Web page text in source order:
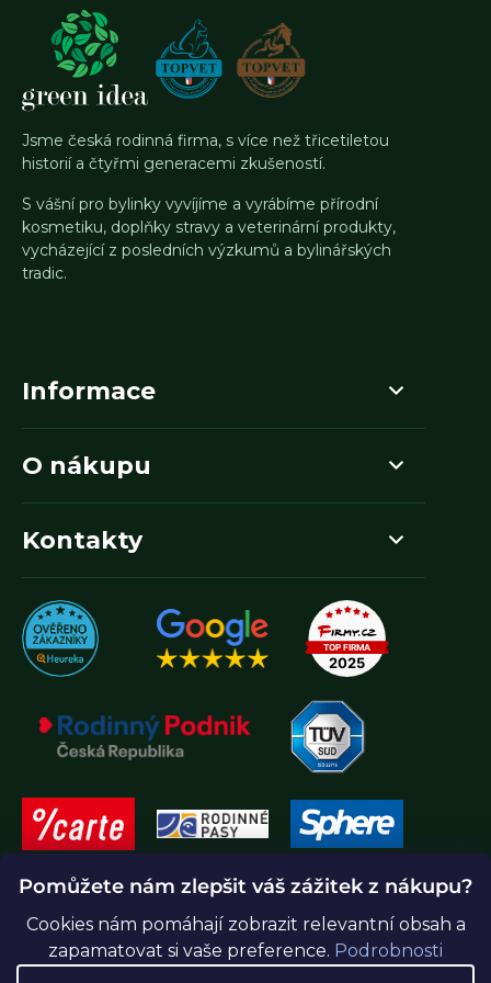
Pomůžete nám zlepšit váš zážitek z nákupu?
Cookies nám pomáhají zobrazit relevantní obsah a
zapamatovat si vaše preference. Podrobnosti
Jsme česká rodinná firma, s více než třicetiletou
historií a čtyřmi generacemi zkušeností.
S vášní pro bylinky vyvíjíme a vyrábíme přírodní
kosmetiku, doplňky stravy a veterinární produkty,
vycházející z posledních výzkumů a bylinářských
tradic.
Informace
O nákupu
Kontakty